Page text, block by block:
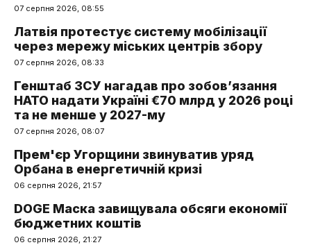
07 серпня 2026, 08:55
Латвія протестує систему мобілізації
через мережу міських центрів збору
07 серпня 2026, 08:33
Генштаб ЗСУ нагадав про зобов’язання
НАТО надати Україні €70 млрд у 2026 році
та не менше у 2027-му
07 серпня 2026, 08:07
Прем'єр Угорщини звинуватив уряд
Орбана в енергетичній кризі
06 серпня 2026, 21:57
DOGE Маска завищувала обсяги економії
бюджетних коштів
06 серпня 2026, 21:27